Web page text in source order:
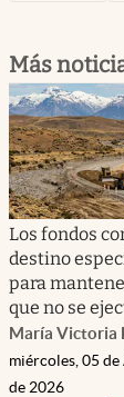
Más
Los fondos
destino
para
que no se
María Victoria
miércoles, 05
de 2026